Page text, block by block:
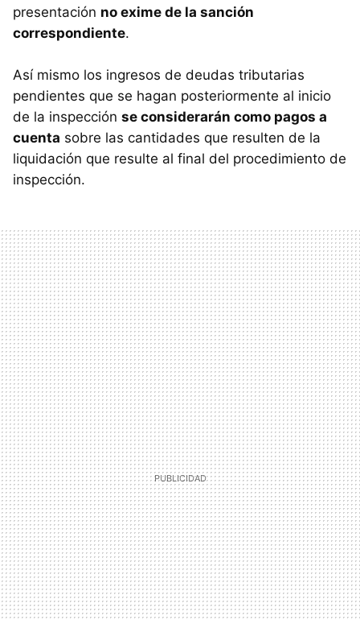
presentación no exime de la sanción
correspondiente.
Así mismo los ingresos de deudas tributarias
pendientes que se hagan posteriormente al inicio
de la inspección se considerarán como pagos a
cuenta sobre las cantidades que resulten de la
liquidación que resulte al final del procedimiento de
inspección.